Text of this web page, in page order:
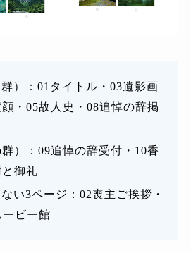
）：01タイトル・03遺影画
・05故人史・08追悼の辞掲
）：09追悼の辞受付・10香
御礼
い3ページ：02喪主ご挨拶・
ビー館